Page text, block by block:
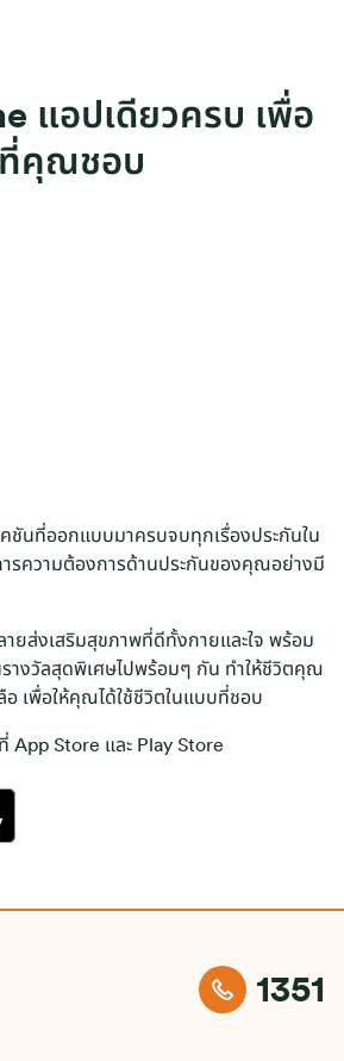
แอปเดียวครบ เพื่อ
คุณชอบ
ชันที่ออกแบบมาครบจบทุกเรื่องประกันใน
รความต้องการด้านประกันของคุณอย่างมี
ยส่งเสริมสุขภาพที่ดีทั้งกายและใจ พร้อม
รางวัลสุดพิเศษไปพร้อมๆ กัน ทำให้ชีวิตคุณ
อ เพื่อให้คุณได้ใช้ชีวิตในแบบที่ชอบ
App Store และ Play Store
1351